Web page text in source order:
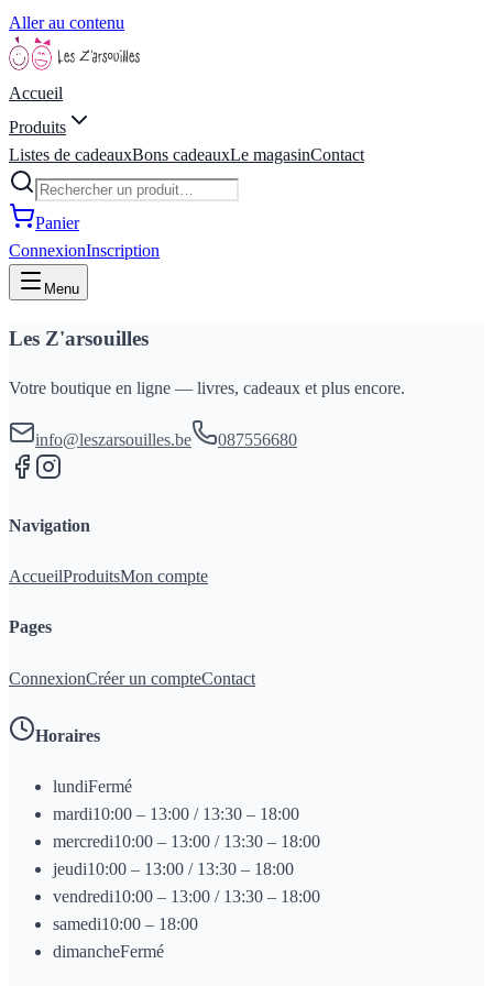
Aller au contenu
Accueil
Produits
Listes de cadeauxBons cadeauxLe magasinContact
Panier
ConnexionInscription
Menu
Les Z'arsouilles
Votre boutique en ligne — livres, cadeaux et plus encore.
info@leszarsouilles.be 087556680
Navigation
AccueilProduitsMon compte
Pages
ConnexionCréer un compteContact
Horaires
lundiFermé
mardi10:00 – 13:00 / 13:30 – 18:00
mercredi10:00 – 13:00 / 13:30 – 18:00
jeudi10:00 – 13:00 / 13:30 – 18:00
vendredi10:00 – 13:00 / 13:30 – 18:00
samedi10:00 – 18:00
dimancheFermé